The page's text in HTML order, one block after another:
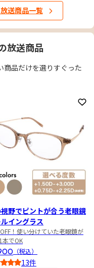
送商品一覧
放送商品
商品だけを選りすぐった
登録 お
野でピントが合う老眼鏡
イングラス
！使い分けていた老眼鏡が
本でOK
（税込）
13件